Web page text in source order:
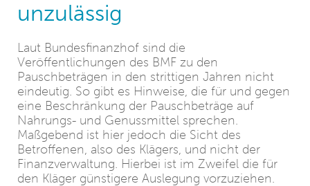
unzulässig
Laut Bundesfinanzhof sind die
Veröffentlichungen des BMF zu den
Pauschbeträgen in den strittigen Jahren nicht
eindeutig. So gibt es Hinweise, die für und gegen
eine Beschränkung der Pauschbeträge auf
Nahrungs- und Genussmittel sprechen.
Maßgebend ist hier jedoch die Sicht des
Betroffenen, also des Klägers, und nicht der
Finanzverwaltung. Hierbei ist im Zweifel die für
den Kläger günstigere Auslegung vorzuziehen.